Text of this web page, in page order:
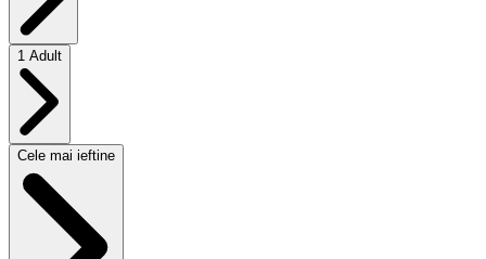
1 Adult
Cele mai ieftine